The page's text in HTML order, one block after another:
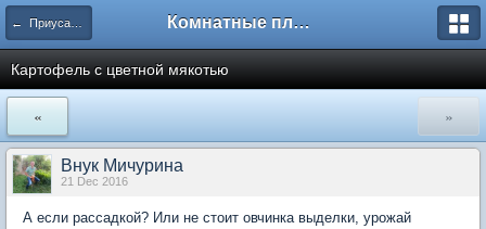
← Приусадебный сад Комнатные плодовые экзоты
Картофель с цветной мякотью
« »
Внук Мичурина
21 Dec 2016
А если рассадкой? Или не стоит овчинка выделки, урожай